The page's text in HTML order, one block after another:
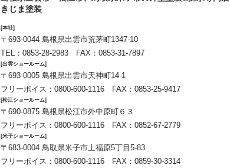
きじま塗装
[本社]
〒693-0044 島根県出雲市荒茅町1347-10
TEL： 0853-28-2983 FAX：0853-31-7897
[出雲ショールーム]
〒693-0005 島根県出雲市天神町14-1
フリーボイス： 0800-600-1116 FAX：0853-25-9417
[松江ショールーム]
〒690-0875 島根県松江市外中原町６３
フリーボイス： 0800-600-1116 FAX：0852-67-2779
[米子ショールーム]
〒683-0004 鳥取県米子市上福原5丁目5-83
フリーボイス： 0800-600-1116 FAX：0859-30-3314